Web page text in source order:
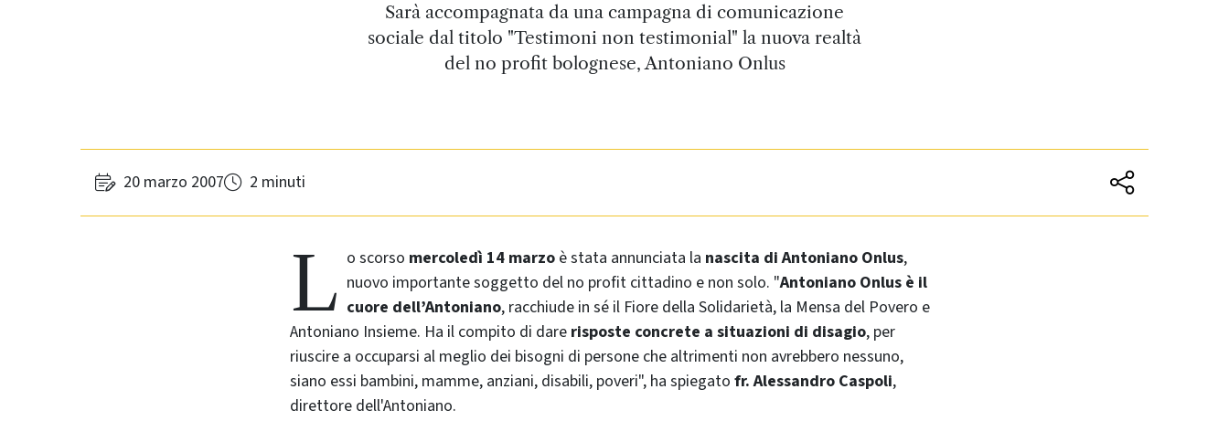
Sarà accompagnata da una campagna di comunicazione
sociale dal titolo "Testimoni non testimonial" la nuova realtà
del no profit bolognese, Antoniano Onlus
20 marzo 2007 2 minuti
L o scorso mercoledì 14 marzo è stata annunciata la nascita di Antoniano Onlus,
nuovo importante soggetto del no profit cittadino e non solo. "Antoniano Onlus è il
cuore dell’Antoniano, racchiude in sé il Fiore della Solidarietà, la Mensa del Povero e
Antoniano Insieme. Ha il compito di dare risposte concrete a situazioni di disagio, per
riuscire a occuparsi al meglio dei bisogni di persone che altrimenti non avrebbero nessuno,
siano essi bambini, mamme, anziani, disabili, poveri", ha spiegato fr. Alessandro Caspoli,
direttore dell'Antoniano.